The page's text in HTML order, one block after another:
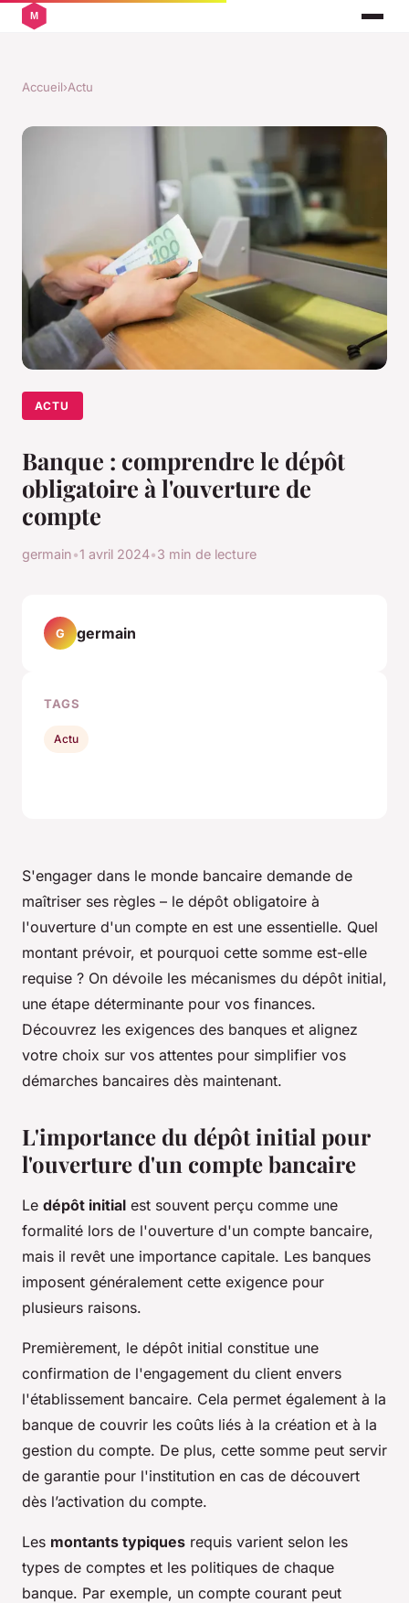
Accueil›Actu
ACTU
Banque : comprendre le dépôt
obligatoire à l'ouverture de
compte
germain•1 avril 2024•3 min de lecture
S'engager dans le monde bancaire demande de
maîtriser ses règles – le dépôt obligatoire à
l'ouverture d'un compte en est une essentielle. Quel
montant prévoir, et pourquoi cette somme est-elle
requise ? On dévoile les mécanismes du dépôt initial,
une étape déterminante pour vos finances.
Découvrez les exigences des banques et alignez
votre choix sur vos attentes pour simplifier vos
démarches bancaires dès maintenant.
L'importance du dépôt initial pour
l'ouverture d'un compte bancaire
Le dépôt initial est souvent perçu comme une
formalité lors de l'ouverture d'un compte bancaire,
mais il revêt une importance capitale. Les banques
imposent généralement cette exigence pour
plusieurs raisons.
Premièrement, le dépôt initial constitue une
confirmation de l'engagement du client envers
l'établissement bancaire. Cela permet également à la
banque de couvrir les coûts liés à la création et à la
gestion du compte. De plus, cette somme peut servir
de garantie pour l'institution en cas de découvert
dès l’activation du compte.
Les montants typiques requis varient selon les
types de comptes et les politiques de chaque
banque. Par exemple, un compte courant peut
G germain
TAGS
Actu